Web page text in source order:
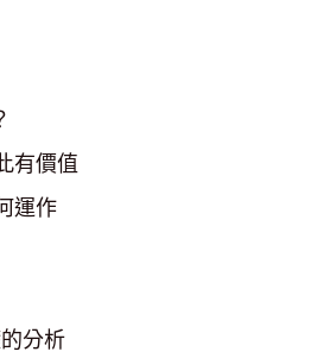
有價值
運作
分析